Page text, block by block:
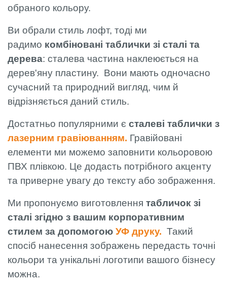
обраного кольору.
Ви обрали стиль лофт, тоді ми
радимо комбіновані таблички зі сталі та
дерева: сталева частина наклеюється на
дерев'яну пластину. Вони мають одночасно
сучасний та природний вигляд, чим й
відрізняється даний стиль.
Достатньо популярними є сталеві таблички з
лазерним гравіюванням. Гравійовані
елементи ми можемо заповнити кольоровою
ПВХ плівкою. Це додасть потрібного акценту
та приверне увагу до тексту або зображення.
Ми пропонуємо виготовлення табличок зі
сталі згідно з вашим корпоративним
стилем за допомогою УФ друку. Такий
спосіб нанесення зображень передасть точні
кольори та унікальні логотипи вашого бізнесу
можна.